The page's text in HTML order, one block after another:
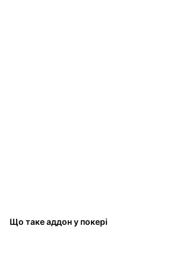
Що таке аддон у покері